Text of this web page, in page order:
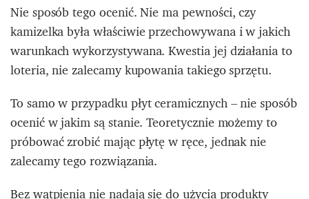
Nie sposób tego ocenić. Nie ma pewności, czy
kamizelka była właściwie przechowywana i w jakich
warunkach wykorzystywana. Kwestia jej działania to
loteria, nie zalecamy kupowania takiego sprzętu.
To samo w przypadku płyt ceramicznych – nie sposób
ocenić w jakim są stanie. Teoretycznie możemy to
próbować zrobić mając płytę w ręce, jednak nie
zalecamy tego rozwiązania.
Bez wątpienia nie nadają się do użycia produkty